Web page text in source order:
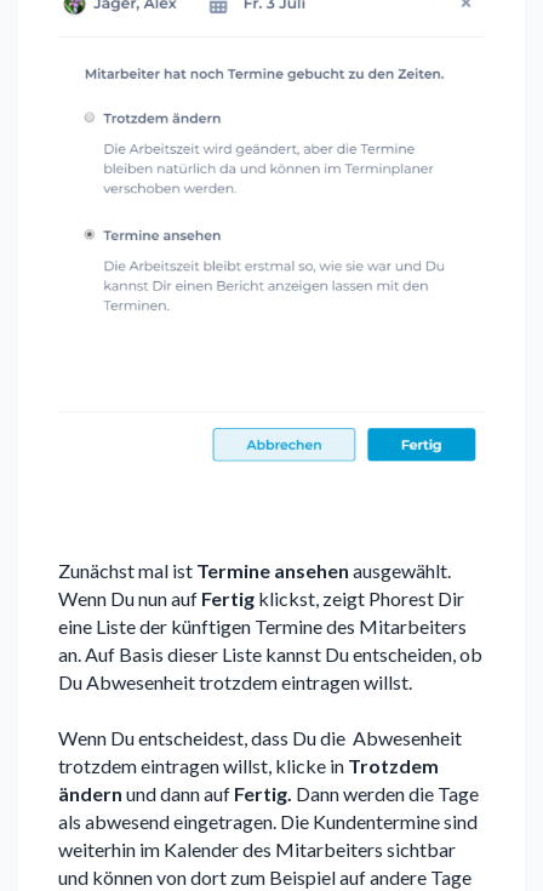
Zunächst mal ist Termine ansehen ausgewählt.
Wenn Du nun auf Fertig klickst, zeigt Phorest Dir
eine Liste der künftigen Termine des Mitarbeiters
an. Auf Basis dieser Liste kannst Du entscheiden, ob
Du Abwesenheit trotzdem eintragen willst.
Wenn Du entscheidest, dass Du die Abwesenheit
trotzdem eintragen willst, klicke in Trotzdem
ändern und dann auf Fertig. Dann werden die Tage
als abwesend eingetragen. Die Kundentermine sind
weiterhin im Kalender des Mitarbeiters sichtbar
und können von dort zum Beispiel auf andere Tage